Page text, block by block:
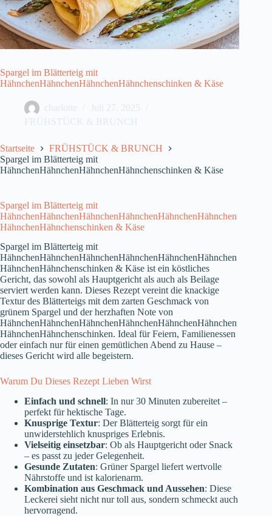
Spargel im Blätterteig mit
HähnchenHähnchenHähnchenHähnchenschinken & Käse
charlotte
Juli 27, 2025
FRÜHSTÜCK & BRUNCH
Startseite
FRÜHSTÜCK & BRUNCH
Spargel im Blätterteig mit
HähnchenHähnchenHähnchenHähnchenschinken & Käse
Spargel im Blätterteig mit
HähnchenHähnchenHähnchenHähnchenHähnchenHähnchen
HähnchenHähnchenschinken & Käse
Spargel im Blätterteig mit
HähnchenHähnchenHähnchenHähnchenHähnchenHähnchen
HähnchenHähnchenschinken & Käse ist ein köstliches
Gericht, das sowohl als Hauptgericht als auch als Beilage
serviert werden kann. Dieses Rezept vereint die knackige
Textur des Blätterteigs mit dem zarten Geschmack von
grünem Spargel und der herzhaften Note von
HähnchenHähnchenHähnchenHähnchenHähnchenHähnchen
HähnchenHähnchenschinken. Ideal für Feiern, Familienessen
oder einfach nur für einen gemütlichen Abend zu Hause –
dieses Gericht wird alle begeistern.
Warum Du Dieses Rezept Lieben Wirst
Einfach und schnell: In nur 30 Minuten zubereitet –
perfekt für hektische Tage.
Knusprige Textur: Der Blätterteig sorgt für ein
unwiderstehlich knuspriges Erlebnis.
Vielseitig einsetzbar: Ob als Hauptgericht oder Snack
– es passt zu jeder Gelegenheit.
Gesunde Zutaten: Grüner Spargel liefert wertvolle
Nährstoffe und ist kalorienarm.
Kombination aus Geschmack und Aussehen: Diese
Leckerei sieht nicht nur toll aus, sondern schmeckt auch
hervorragend.